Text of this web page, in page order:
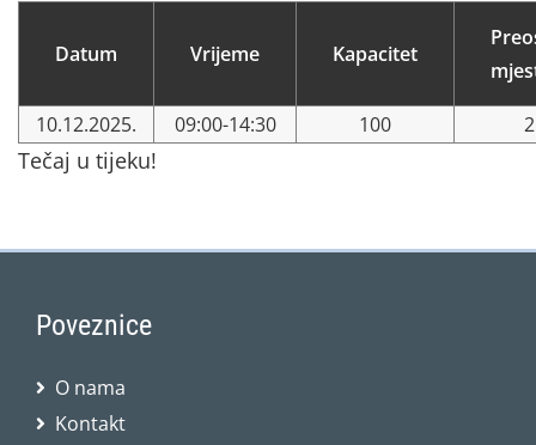
Datum Vrijeme Kapacitet
10.12.2025. 09:00-14:30 100
Tečaj u tijeku!
Poveznice
O nama
Kontakt